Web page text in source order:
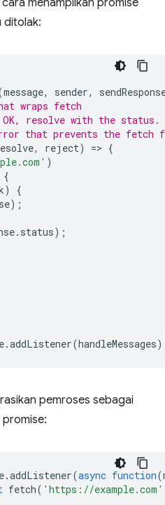
menampilkan promise
ditolak:
message, sender,
wraps fetch
resolve with the
that prevents the fetch
, reject) => {
)
{
)
{
);
. status);
.addListener(handleMessages
pemroses sebagai
.addListener(async function(
fetch( 'https://example.com'